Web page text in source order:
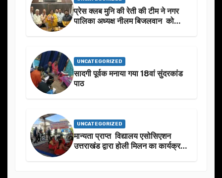
प्रेस क्लब मुनि की रेती की टीम ने नगर
पालिका अध्यक्ष नीलम बिजलवान को
UNCATEGORIZED
सादगी पूर्वक मनाया गया 18वां सुंदरकांड
पाठ
UNCATEGORIZED
मान्यता प्राप्त विद्यालय एसोसिएशन
उत्तराखंड द्वारा होली मिलन का कार्यक्रम